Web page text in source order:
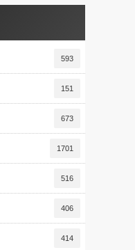
593
151
673
1701
516
406
414